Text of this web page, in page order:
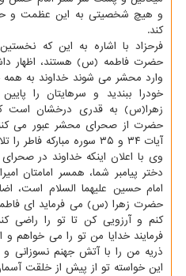
و هیچ شخصیتی به این عظمت و
کند.
فرحزاد با اشاره به این که
حضرت فاطمه (س) هستند، اظهار
وارد محشر می شوند خداوند به
خودرا ببندید و سرهایتان را
زهرا(س) به قدری درخشان است
حضرت از صحرای محشر عبور می
آیات ۳۴ و ۳۵ سوره مبارکه فاطر را تلاوت و خدا را شکر می کنند.
وی با اعلان اینکه خداوند در
دختر پیامبر شما، همسر امامتان
امام حسین علیهما السلام است،
حضرت زهرا (س) می فرماید ای
کنم و آرزویی کن تا تو را
فرمایند خدایا من تو را می خواهم
ذریه من را با آتش جهنم نسوزانی
این خواسته تو از پیش از خلقت